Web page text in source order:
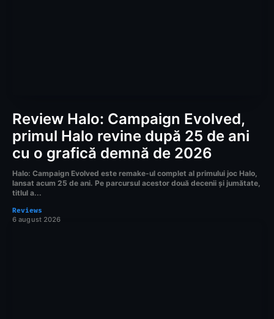
Review Halo: Campaign Evolved,
primul Halo revine după 25 de ani
cu o grafică demnă de 2026
Halo: Campaign Evolved este remake-ul complet al primului joc Halo,
lansat acum 25 de ani. Pe parcursul acestor două decenii și jumătate,
titlul a...
Reviews
6 august 2026